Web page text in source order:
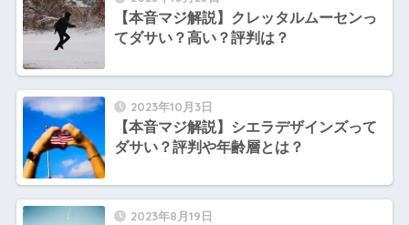
【本音マジ解説】クレッタルムーセンっ
てダサい？高い？評判は？
2023年10月3日
【本音マジ解説】シエラデザインズって
ダサい？評判や年齢層とは？
2023年8月19日